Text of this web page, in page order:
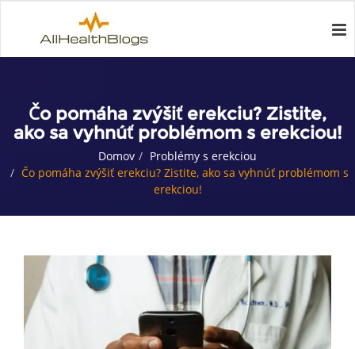
Čo pomáha zvýšiť erekciu? Zistite,
ako sa vyhnúť problémom s erekciou!
Domov
Problémy s erekciou
Čo pomáha zvýšiť erekciu? Zistite, ako sa vyhnúť problémom s
erekciou!